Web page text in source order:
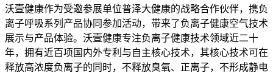
沃壹健康作为受邀参展单位普泽大健康的战略合作伙伴，携负
离子呼吸系列产品协同参加活动，带来了负离子健康空气技术
展示与产品体验。沃壹健康专注负离子健康技术领域近二十
年，拥有近百项国内外专利与自主核心技术，其核心技术可在
释放高浓度负离子的同时，不释放臭氧、正离子，不形成静电